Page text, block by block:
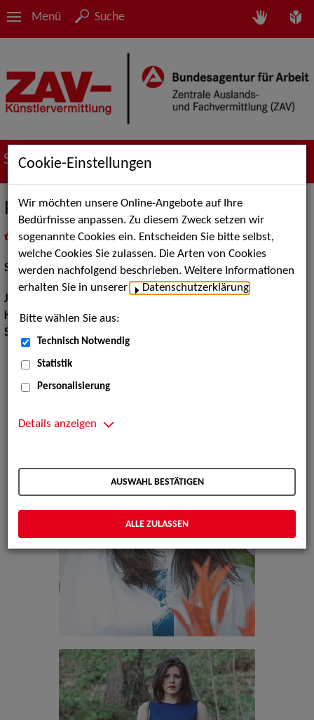
Menü Suche
Suche nach Künstler*innen
Perrine Martin
als PDF speichern
inMeine Merklistelegen
Schauspiel:Bühne
Jahrgang:
Körpergröße:165 cm
Sprachen:
Cookie-Einstellungen
Wir möchten unsere Online-Angebote auf Ihre
Bedürfnisse anpassen. Zu diesem Zweck setzen wir
sogenannte Cookies ein. Entscheiden Sie bitte selbst,
welche Cookies Sie zulassen. Die Arten von Cookies
werden nachfolgend beschrieben. Weitere Informationen
erhalten Sie in unserer
Datenschutzerklärung
Bitte wählen Sie aus:
Technisch Notwendig
Statistik
Personalisierung
Details anzeigen
AUSWAHL BESTÄTIGEN
ALLE ZULASSEN